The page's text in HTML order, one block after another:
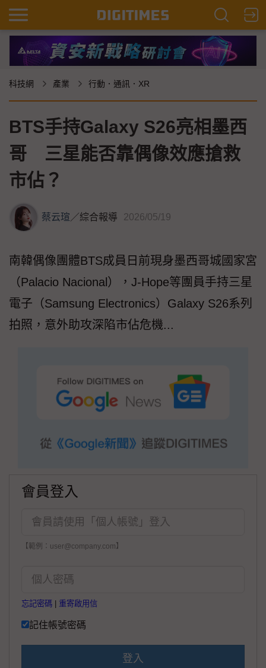
科技網 產業 行動．通訊．XR
BTS手持Galaxy S26亮相墨西
哥 三星能否靠偶像效應搶救
市佔？
蔡云瑄／綜合報導 2026/05/19
南韓偶像團體BTS成員日前現身墨西哥城國家宮
（Palacio Nacional），J-Hope等團員手持三星
電子（Samsung Electronics）Galaxy S26系列
拍照，意外助攻深陷市佔危機...
會員登入
【範例：user@company.com】
忘記密碼 重寄啟用信
記住帳號密碼
登入